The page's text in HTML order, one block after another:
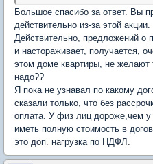
Большое спасибо за ответ. Вы
действительно из-за этой
Действительно, предложений о
и настораживает, получается,
этом доме квартиры, не
надо??
Я пока не узнавал по какому
сказали только, что без
оплата. У физ лиц дороже,чем
иметь полную стоимость в
это доп. нагрузка по НДФЛ.